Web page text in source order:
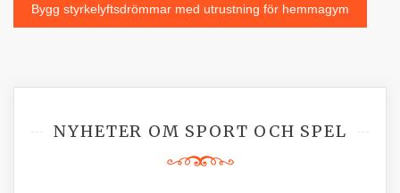
Bygg styrkelyftsdrömmar med utrustning för hemmagym
NYHETER OM SPORT OCH SPEL